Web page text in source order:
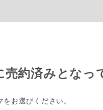
売約済みとなっ
お選びください。